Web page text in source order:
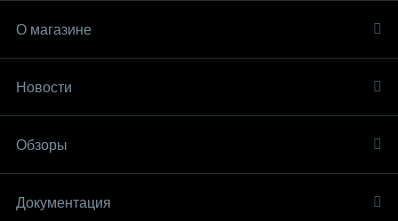
О магазине
Новости
Обзоры
Документация